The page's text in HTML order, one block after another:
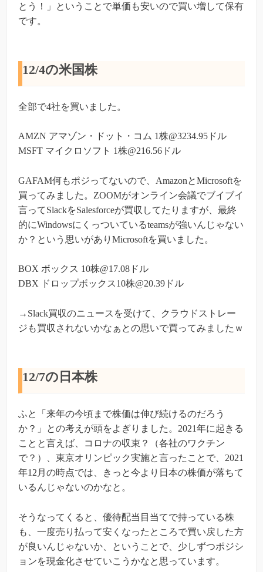
とう！」ということで単価も安いので買い増して保有
です。
12/4の米国株
全部で4社を買いました。
AMZN アマゾン・ドット・コム 1株@3234.95ドル
MSFT マイクロソフト 1株@216.56ドル
GAFAM何もポジってないので、AmazonとMicrosoftを
買ってみました。ZOOMがオンライン会議でブイブイ
言ってSlackをSalesforceが買収してたりますが、最終
的にWindowsにくっついているteamsが強いんじゃない
か？という思いがありMicrosoftを買いました。
BOX ボックス 10株@17.08ドル
DBX ドロップボックス10株@20.39ドル
→Slack買収のニュースを受けて、クラウドストレー
ジも買収されないかなぁとの思いで買ってみましたｗ
12/7の日本株
ふと「来年の今頃まで株価は伸び続けるのだろう
か？」との考えが頭をよぎりました。2021年に起きる
ことと言えば、コロナの収束？（各社のワクチン
で？）、東京オリンピック実施と言ったことで、2021
年12月の時点では、きっと今より日本の株価が落ちて
いるんじゃないのかなと。
そうなってくると、優待配当目当てで持っている株
も、一度売り払って安くなったところで買い戻した方
が良いんじゃないか、ということで、少しずつポジシ
ョンを現金化させていこうかなと思っています。